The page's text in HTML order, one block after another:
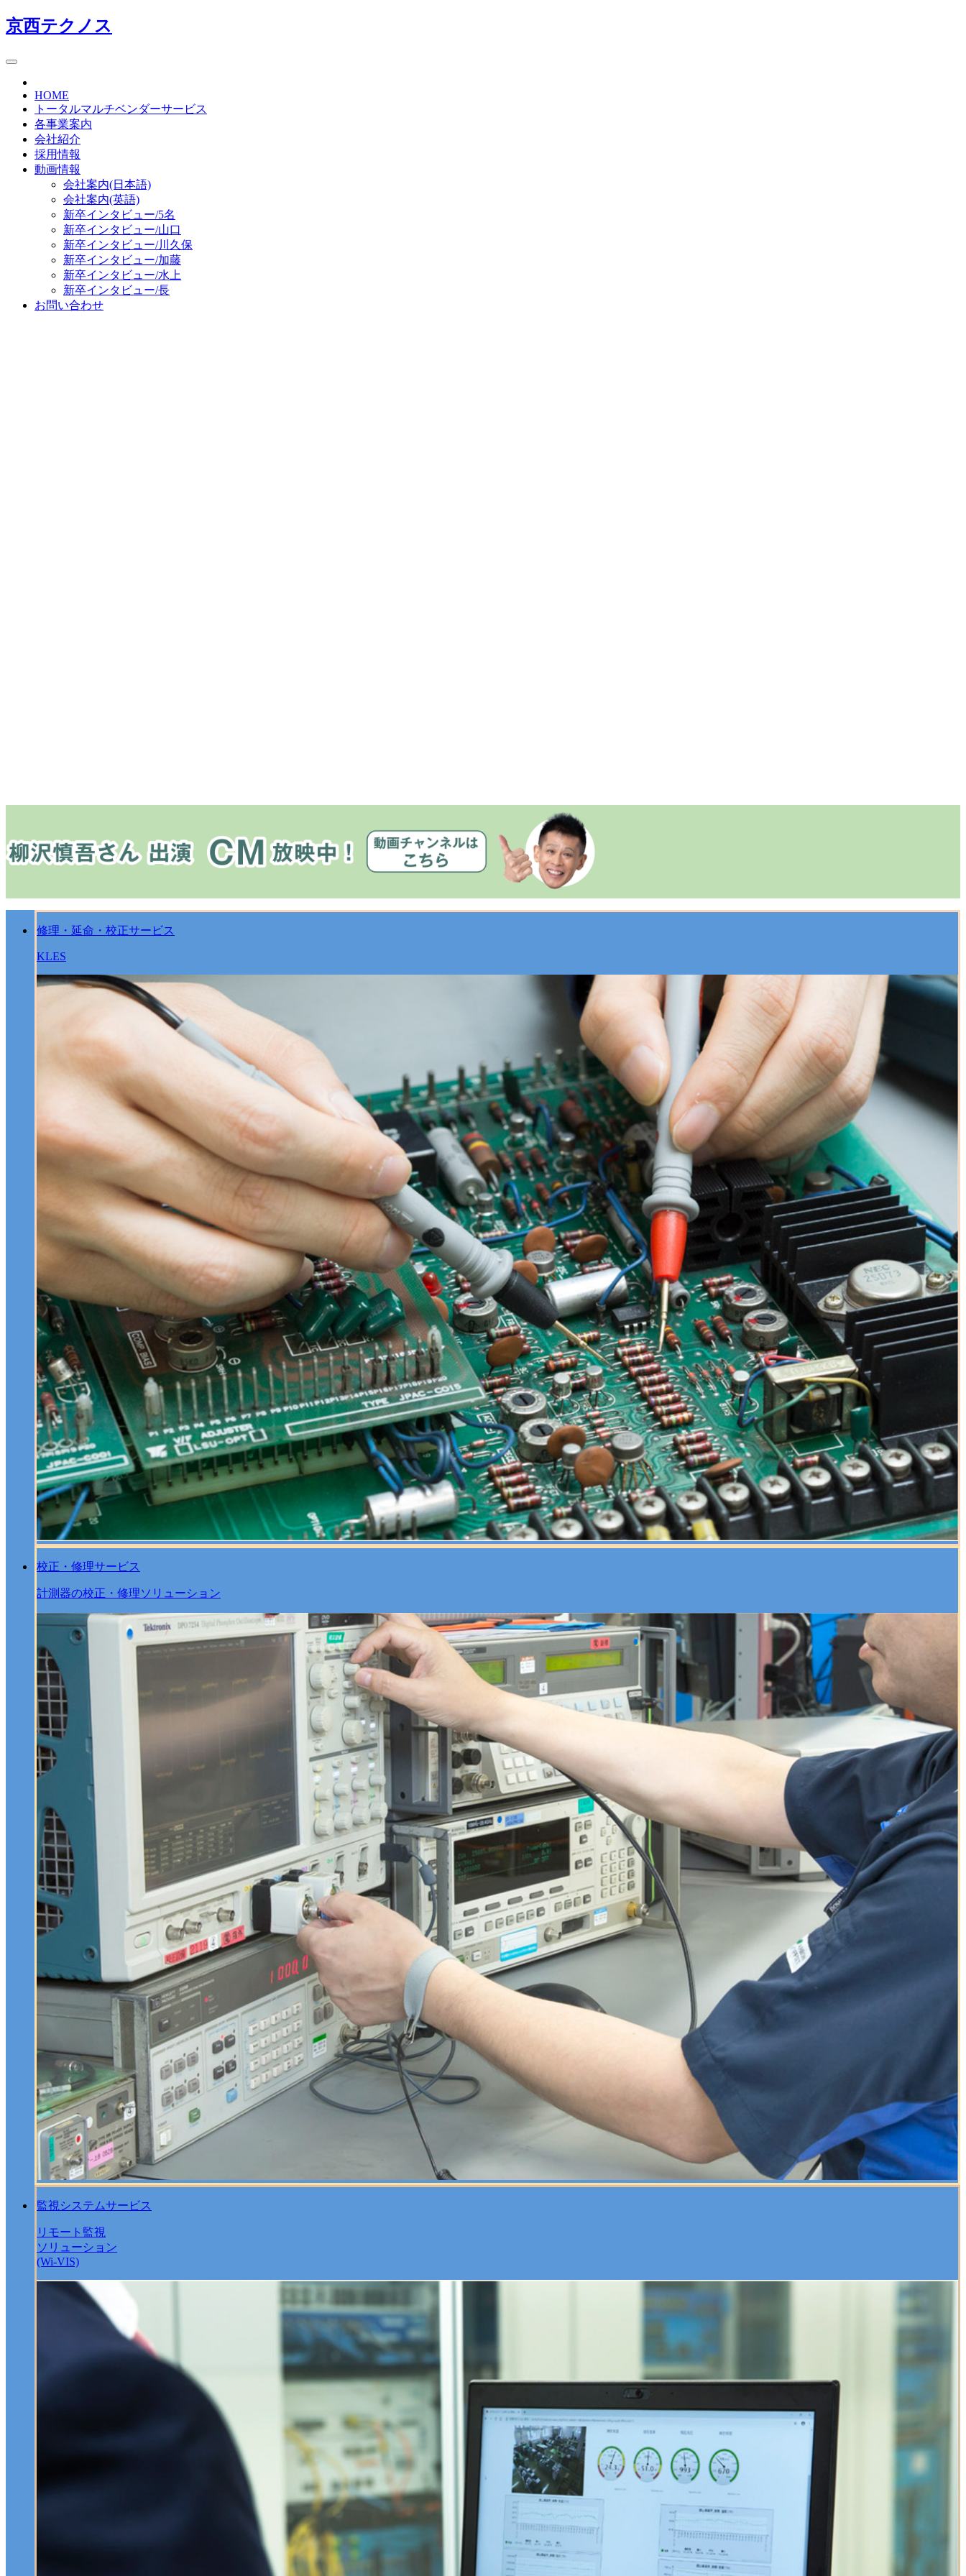
京西テクノス
HOME
トータルマルチベンダーサービス
各事業案内
会社紹介
採用情報
動画情報
会社案内(日本語)
会社案内(英語)
新卒インタビュー/5名
新卒インタビュー/山口
新卒インタビュー/川久保
新卒インタビュー/加藤
新卒インタビュー/水上
新卒インタビュー/長
お問い合わせ
修理・延命・校正サービス
KLES
校正・修理サービス
計測器の校正・修理ソリューション
監視システムサービス
リモート監視
ソリューション
(Wi-VIS)